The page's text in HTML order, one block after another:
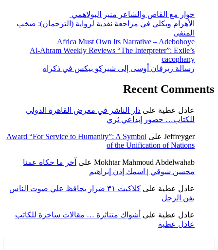
حوار مع القاص والشاعر منير البولاهمي
الأهرام ويكلي في مراجعة نقدية لرواية (الترجمان): صخب
المنفى
Africa Must Own Its Narrative – Adeboboye
Al-Ahram Weekly Reviews “The Interpreter”: Exile’s
cacophany
رسالة زيرفان أوسى إلى شيركو بيكس في ذكراه
Recent Comments
عادل عطية على دار الناشر في معرض القاهرة الدولي
للكتاب… حضور إبداعي ثري
Jeffreyger على Award “For Service to Humanity”: A Symbol
of the Unification of Nations
Mokhtar Mahmoud Abdelwahab على آخر ما حكاه عمنا
محسن شوقي | اسمك إذن إبراهيم
عادل عطية على
كلاكيت ٣١ ضرار يحافظ علي صوت الناس
بفن الزجل
عادل عطية على أشواك متناثرة … مقالات ساخرة للكاتب
عادل عطية